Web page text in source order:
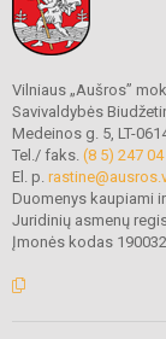
Vilniaus „Aušros”
Savivaldybės
Medeinos g. 5, LT-
Tel./ faks. (8 5) 247 04
El. p.
Duomenys kaupiami
Juridinių asmenų
Įmonės kodas